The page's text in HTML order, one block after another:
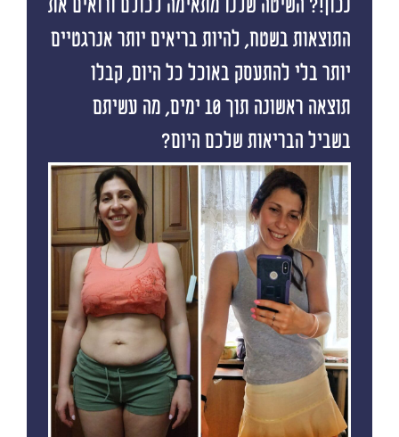
נכון!? השיטה שלנו מתאימה לכולם ורואים את
התוצאות בשטח, להיות בריאים יותר אנרגטיים
יותר בלי להתעסק באוכל כל היום, קבלו
תוצאה ראשונה תוך 10 ימים, מה עשיתם
בשביל הבריאות שלכם היום?